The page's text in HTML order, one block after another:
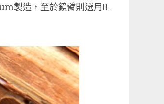
製造，至於鏡臂則選用B-